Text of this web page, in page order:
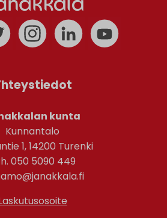
kunta
Kunnantalo
1, 14200 Turenki
050 5090 449